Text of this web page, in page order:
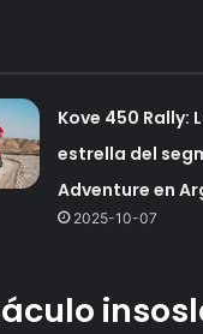
Kove 450 Rally:
estrella del
Adventure en
2025-10-07